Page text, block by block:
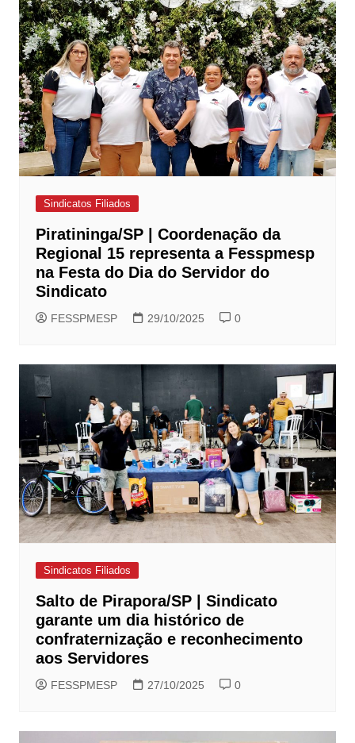
Sindicatos Filiados
Piratininga/SP | Coordenação da
Regional 15 representa a Fesspmesp
na Festa do Dia do Servidor do
Sindicato
FESSPMESP 29/10/2025 0
Sindicatos Filiados
Salto de Pirapora/SP | Sindicato
garante um dia histórico de
confraternização e reconhecimento
aos Servidores
FESSPMESP 27/10/2025 0